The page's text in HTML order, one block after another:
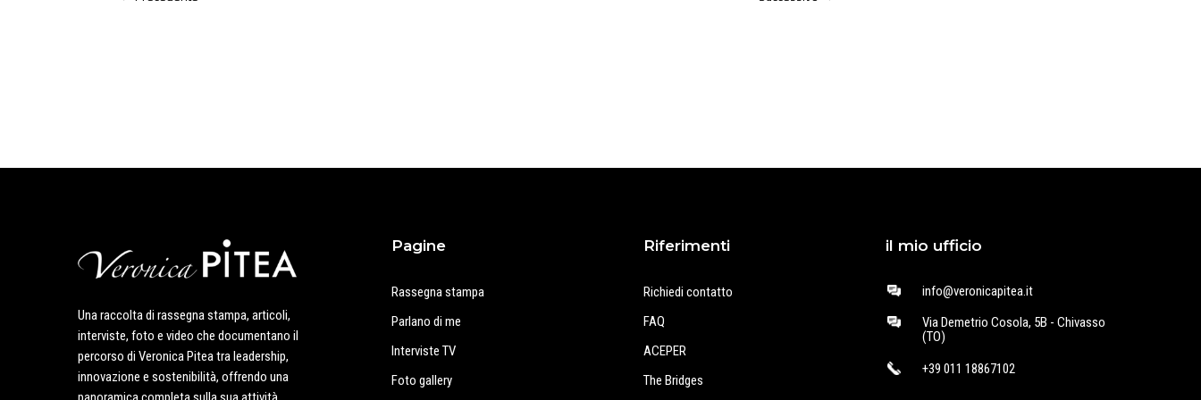
Una raccolta di rassegna stampa, articoli,
interviste, foto e video che documentano il
percorso di Veronica Pitea tra leadership,
innovazione e sostenibilità, offrendo una
Pagine
Rassegna stampa
Parlano di me
Interviste TV
Foto gallery
Riferimenti
Richiedi contatto
FAQ
ACEPER
The Bridges
il mio ufficio
info@veronicapitea.it
Via Demetrio Cosola, 5B - Chivasso
(TO)
+39 011 18867102